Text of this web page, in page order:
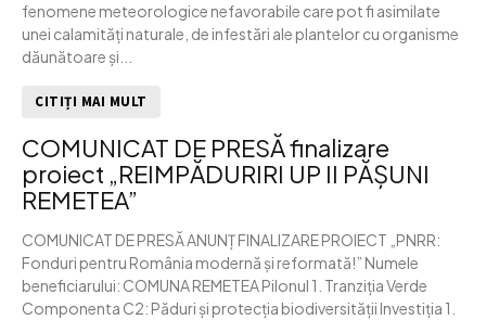
fenomene meteorologice nefavorabile care pot fi asimilate
unei calamități naturale, de infestări ale plantelor cu organisme
dăunătoare și...
CITIȚI MAI MULT
COMUNICAT DE PRESĂ finalizare
proiect „REIMPĂDURIRI UP II PĂȘUNI
REMETEA”
COMUNICAT DE PRESĂ ANUNȚ FINALIZARE PROIECT „PNRR:
Fonduri pentru România modernă și reformată!” Numele
beneficiarului: COMUNA REMETEA Pilonul 1. Tranziția Verde
Componenta C2: Păduri și protecția biodiversității Investiția 1.